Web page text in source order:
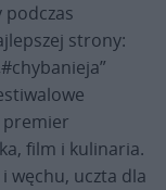
podczas
strony:
premier
film i kulinaria.
węchu, uczta dla